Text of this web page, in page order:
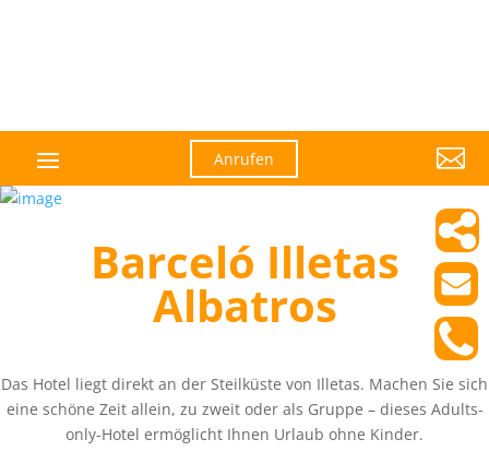
Anrufen 
Barceló Illetas
Albatros
Das Hotel liegt direkt an der Steilküste von Illetas. Machen Sie sich
eine schöne Zeit allein, zu zweit oder als Gruppe – dieses Adults-
only-Hotel ermöglicht Ihnen Urlaub ohne Kinder.